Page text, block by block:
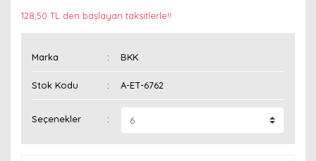
128,50 TL den başlayan taksitlerle!!
Marka BKK
Stok Kodu A-ET-6762
Seçenekler